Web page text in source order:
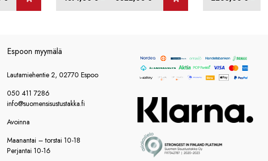
Espoon myymälä
Lautamiehentie 2, 02770 Espoo
050 411 7286
info@suomensisustustakka.fi
Avoinna
Maanantai – torstai 10-18
Perjantai 10-16